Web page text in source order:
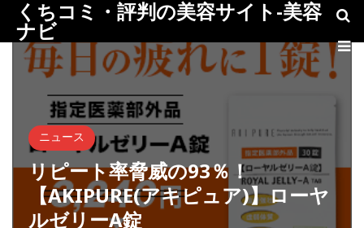
くちコミ・評判の美容サイト-美容
ナビ
ニュース
リピート率脅威の93％！
【AKIPURE(アキピュア)】ローヤ
ルゼリーA錠